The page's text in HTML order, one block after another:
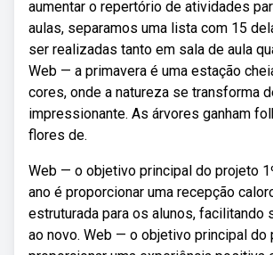
aumentar o repertório de atividades
aulas, separamos uma lista com 15
ser realizadas tanto em sala de aula
Web — a primavera é uma estação
cores, onde a natureza se transforma
impressionante. As árvores ganham
flores de.
Web — o objetivo principal do projeto
ano é proporcionar uma recepção
estruturada para os alunos, facilitando
ao novo. Web — o objetivo principal do